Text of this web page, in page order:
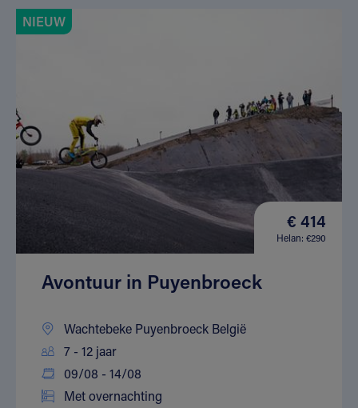
NIEUW
€ 414
Helan: €290
Avontuur in Puyenbroeck
Wachtebeke Puyenbroeck België
7 - 12 jaar
09/08 - 14/08
Met overnachting